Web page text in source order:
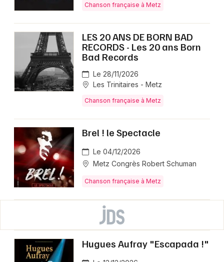
Chanson française à Metz
LES 20 ANS DE BORN BAD
RECORDS - Les 20 ans Born
Bad Records
Le 28/11/2026
Les Trinitaires - Metz
Chanson française à Metz
Brel ! le Spectacle
Le 04/12/2026
Metz Congrès Robert Schuman
Chanson française à Metz
Hugues Aufray "Escapada !"